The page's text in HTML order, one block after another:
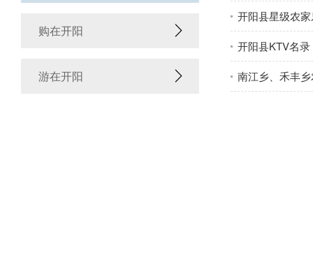
购在开阳
游在开阳
开阳县星级农
开阳县KTV名录
南江乡、禾丰